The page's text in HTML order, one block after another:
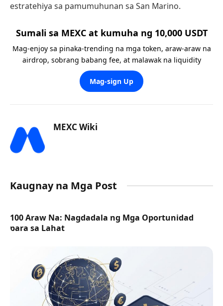
estratehiya sa pamumuhunan sa San Marino.
Sumali sa MEXC at kumuha ng 10,000 USDT
Mag-enjoy sa pinaka-trending na mga token, araw-araw na
airdrop, sobrang babang fee, at malawak na liquidity
Mag-sign Up
MEXC Wiki
Kaugnay na Mga Post
100 Araw Na: Nagdadala ng Mga Oportunidad
para sa Lahat